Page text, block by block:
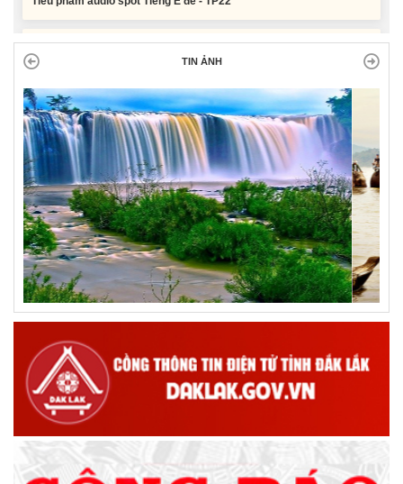
Tiểu phẩm audio spot Tiếng Ê đê - TP21
TIN ẢNH